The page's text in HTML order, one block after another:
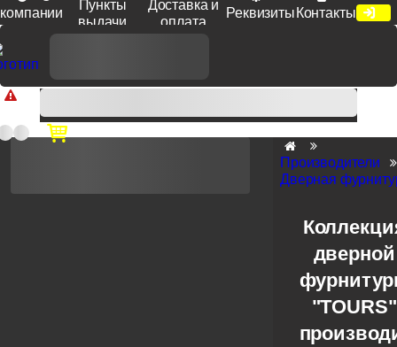
компании
Пункты
выдачи
Доставка и
оплата
Реквизиты Контакты
Доп. скидка от цен на сайте 7% при заказе от 50 тыс. руб
продукции Venezia, Fratelli, Tupai, Extreza, Melodia, Forme при
оплате по счету.
Производители
Дверная
дверной
"TOURS"